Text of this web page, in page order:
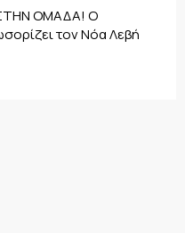
ΟΜΑΔΑ! Ο
τον Νόα Λεβή